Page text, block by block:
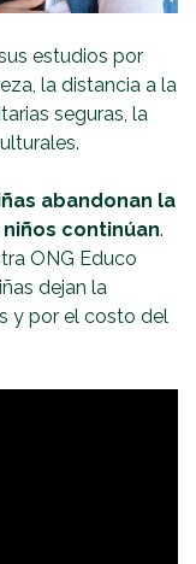
estudios por
la distancia a la
seguras, la
abandonan la
continúan.
ONG Educo
dejan la
y por el costo del